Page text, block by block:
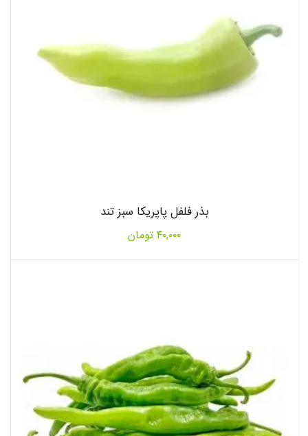
بذر فلفل پاپریکا سبز تند
۴۰,۰۰۰ تومان